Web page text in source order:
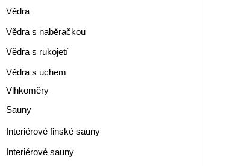
Vědra
Vědra s naběračkou
Vědra s rukojetí
Vědra s uchem
Vlhkoměry
Sauny
Interiérové finské sauny
Interiérové sauny